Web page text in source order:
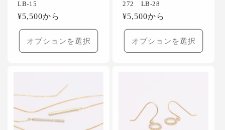
LB-15
通
常
格
¥5,500から
オプションを選択
272 LB-28
通
常
格
¥5,500から
オプションを選択